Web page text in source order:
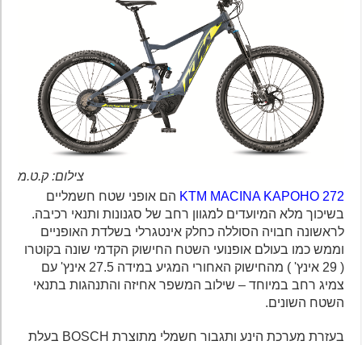
צילום: ק.ט.מ
KTM MACINA KAPOHO 272הם אופני שטח חשמליים
בשיכוך מלא המיועדים למגוון רחב של סגנונות ותנאי רכיבה.
לראשונה חבויה הסוללה כחלק אינטגרלי בשלדת האופניים
וממש כמו בעולם אופנועי השטח החישוק הקדמי שונה בקוטרו
( 29 אינץ' ) מהחישוק האחורי המגיע במידה 27.5 אינץ' עם
צמיג רחב במיוחד – שילוב המשפר אחיזה והתנהגות בתנאי
השטח השונים.
בעזרת מערכת הינע ותגבור חשמלי מתוצרת BOSCH בעלת